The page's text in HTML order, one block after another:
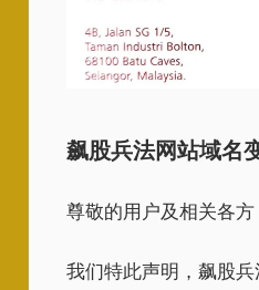
飙股兵法网站域名
尊敬的用户及相关各方
我们特此声明，飙股